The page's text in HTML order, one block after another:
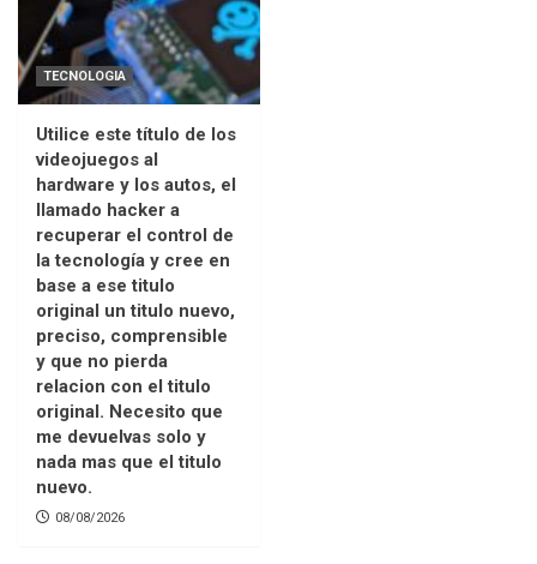
TECNOLOGIA
Utilice este título de los
videojuegos al
hardware y los autos, el
llamado hacker a
recuperar el control de
la tecnología y cree en
base a ese titulo
original un titulo nuevo,
preciso, comprensible
y que no pierda
relacion con el titulo
original. Necesito que
me devuelvas solo y
nada mas que el titulo
nuevo.
08/08/2026